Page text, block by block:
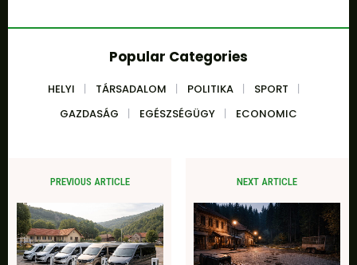
Popular Categories
HELYI TÁRSADALOM POLITIKA
SPORT
GAZDASÁG
EGÉSZSÉGÜGY ECONOMIC
PREVIOUS ARTICLE NEXT ARTICLE